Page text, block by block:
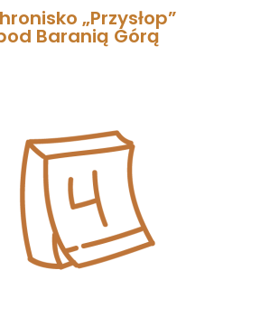
„Przysłop”
Baranią Górą